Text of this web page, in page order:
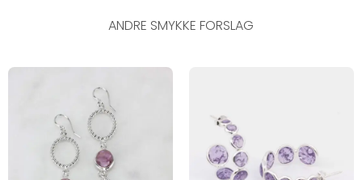
ANDRE SMYKKE FORSLAG